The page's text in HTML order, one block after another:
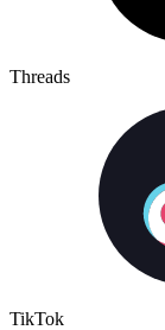
Threads
TikTok